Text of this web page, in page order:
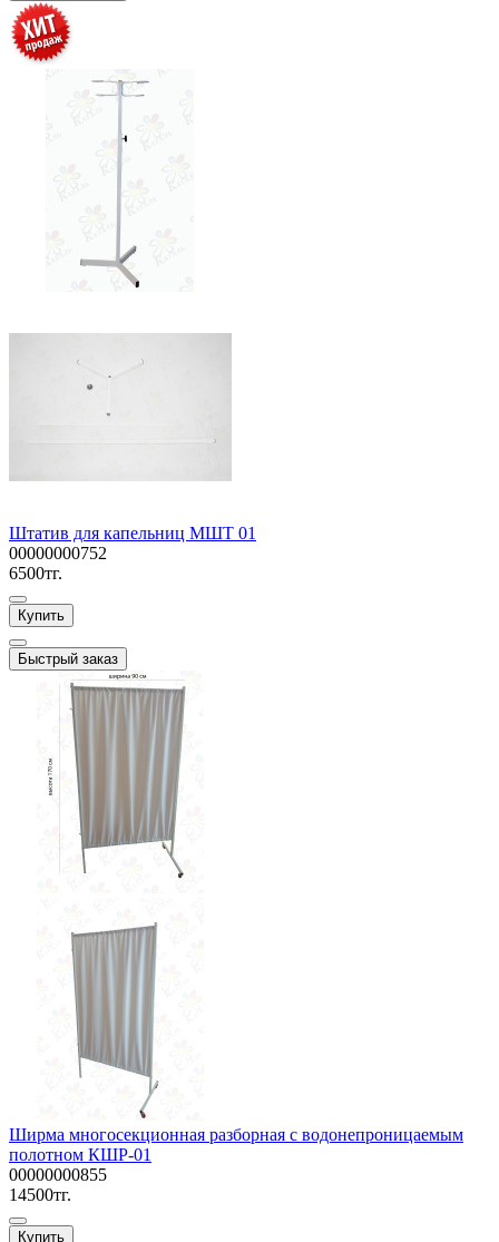
Штатив для капельниц МШТ 01
00000000752
6500тг.
Купить
Быстрый заказ
Ширма многосекционная разборная с водонепроницаемым
полотном КШР-01
00000000855
14500тг.
Купить